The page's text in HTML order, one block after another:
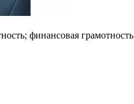
финансовая грамотность